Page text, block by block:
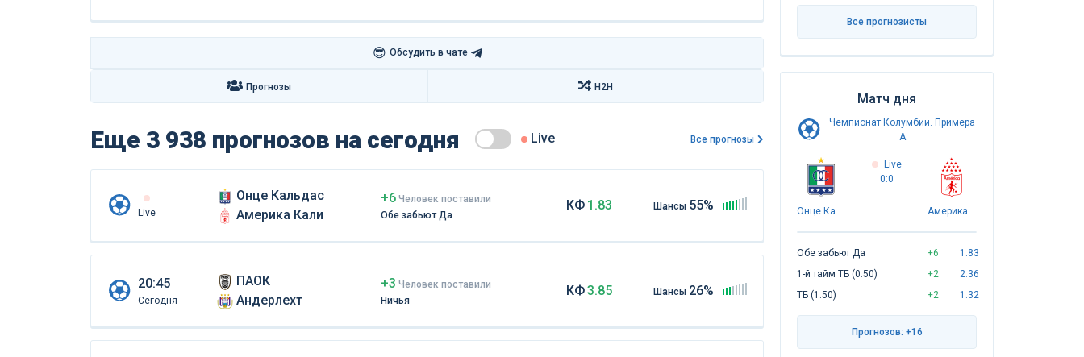
😎 Обсудить в чате
Прогнозы H2H
Еще 3 938 прогнозов на сегодня Live Все прогнозы
Live
Онце Кальдас
Америка Кали
+6 Человек поставили
Обе забьют Да
КФ 1.83 Шансы 55%
20:45
Сегодня
ПАОК
Андерлехт
+3 Человек поставили
Ничья
КФ3.85 Шансы 26%
Все прогнозисты
Матч дня
Чемпионат Колумбии. Примера
A
Онце Кальдас
Live
0:0
Америка Кали
Обе забьют Да +6
1.83
1-й тайм ТБ (0.50)
+2
2.36
ТБ (1.50)
+2 1.32
Прогнозов: +16